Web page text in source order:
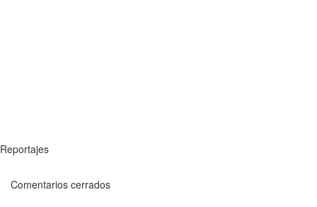
Reportajes
Comentarios cerrados